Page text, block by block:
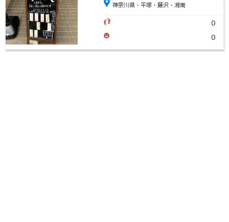
神奈川県・平塚・藤沢・湘南
0
0